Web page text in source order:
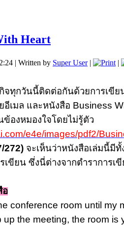
Heart
| Written by Super User| |
กวันนี้ติดต่อกันด้วยการเขียน
เมล และหนังสือ Business
องหมองใจโดยไม่รู้ตัว
e4e/images/pdf2/
272) จะเห็นว่าหนังสือเล่มนี้มี
เขียน ซึ่งนี่ต่างจากตำราการ
อ
conference room until my
the meeting, the room is